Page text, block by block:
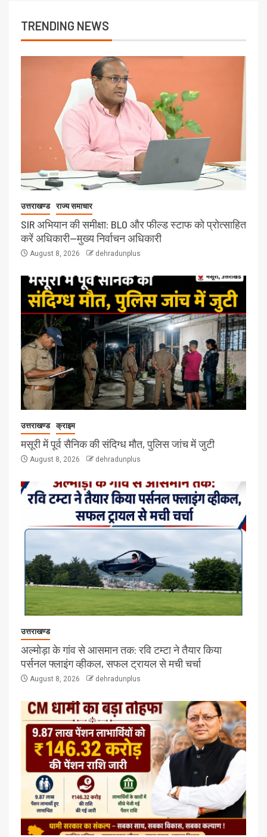
TRENDING NEWS
उत्तराखण्ड राज्य समाचार
SIR अभियान की समीक्षा: BLO और फील्ड स्टाफ को प्रोत्साहित
करें अधिकारी—मुख्य निर्वाचन अधिकारी
August 8, 2026 dehradunplus
उत्तराखण्ड क्राइम
मसूरी में पूर्व सैनिक की संदिग्ध मौत, पुलिस जांच में जुटी
August 8, 2026 dehradunplus
उत्तराखण्ड
अल्मोड़ा के गांव से आसमान तक: रवि टम्टा ने तैयार किया
पर्सनल फ्लाइंग व्हीकल, सफल ट्रायल से मची चर्चा
August 8, 2026 dehradunplus